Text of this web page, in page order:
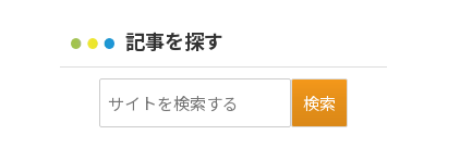
記事を探す